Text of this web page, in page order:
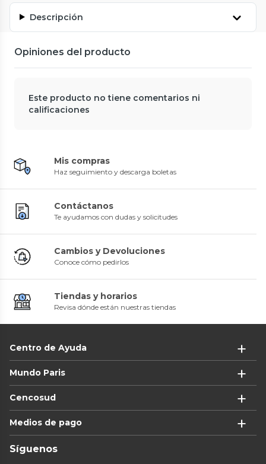
Descripción
Opiniones del producto
Este producto no tiene comentarios ni
calificaciones
Mis compras
Haz seguimiento y descarga boletas
Contáctanos
Te ayudamos con dudas y solicitudes
Cambios y Devoluciones
Conoce cómo pedirlos
Tiendas y horarios
Revisa dónde están nuestras tiendas
Centro de Ayuda
Mundo Paris
Cencosud
Medios de pago
Síguenos